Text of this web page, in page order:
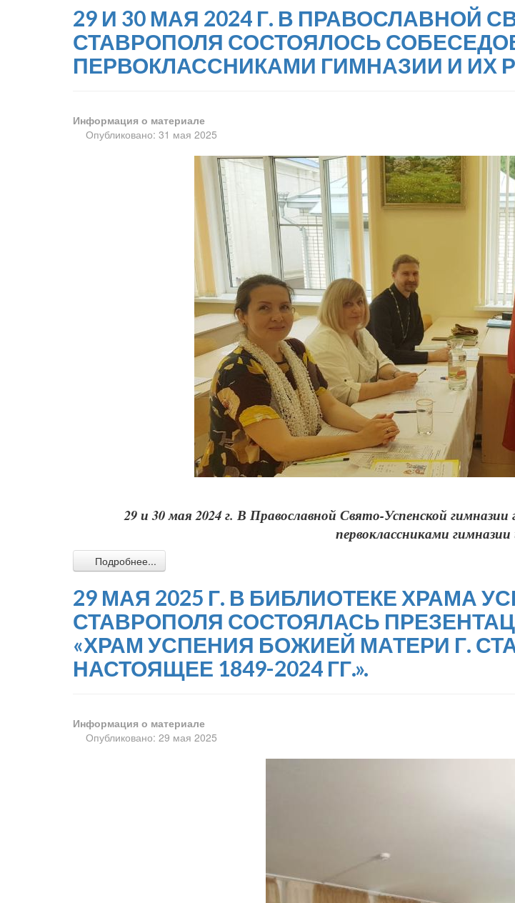
29 И 30 МАЯ 2024 Г. В ПРАВОСЛАВНОЙ
СТАВРОПОЛЯ СОСТОЯЛОСЬ
ПЕРВОКЛАССНИКАМИ ГИМНАЗИИ И ИХ
Информация о материале
Опубликовано: 31 мая 2025
29 и 30 мая 2024 г. В Православной Свято-Успенской
первоклассниками
Подробнее...
29 МАЯ 2025 Г. В БИБЛИОТЕКЕ ХРАМА
СТАВРОПОЛЯ СОСТОЯЛАСЬ
«ХРАМ УСПЕНИЯ БОЖИЕЙ МАТЕРИ Г.
НАСТОЯЩЕЕ 1849-2024 ГГ.».
Информация о материале
Опубликовано: 29 мая 2025